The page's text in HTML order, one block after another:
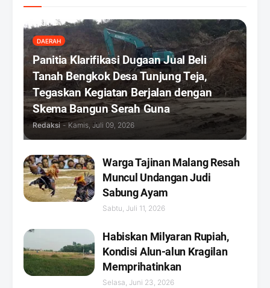
DAERAH
Panitia Klarifikasi Dugaan Jual Beli
Tanah Bengkok Desa Tunjung Teja,
Tegaskan Kegiatan Berjalan dengan
Skema Bangun Serah Guna
Redaksi - Kamis, Juli 09, 2026
Warga Tajinan Malang Resah
Muncul Undangan Judi
Sabung Ayam
Sabtu, Juli 11, 2026
Habiskan Milyaran Rupiah,
Kondisi Alun-alun Kragilan
Memprihatinkan
Selasa, Juni 23, 2026